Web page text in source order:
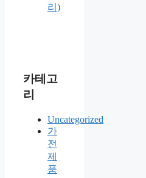
리)
카테고
리
Uncategorized
가
전
제
품